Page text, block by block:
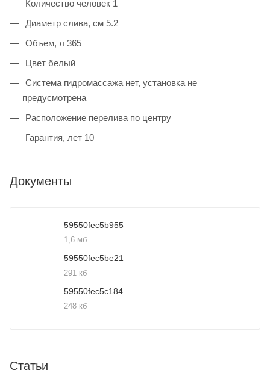
Количество человек 1
Диаметр слива, см 5.2
Объем, л 365
Цвет белый
Система гидромассажа нет, установка не
предусмотрена
Расположение перелива по центру
Гарантия, лет 10
Документы
59550fec5b955
1,6 мб
59550fec5be21
291 кб
59550fec5c184
248 кб
Статьи